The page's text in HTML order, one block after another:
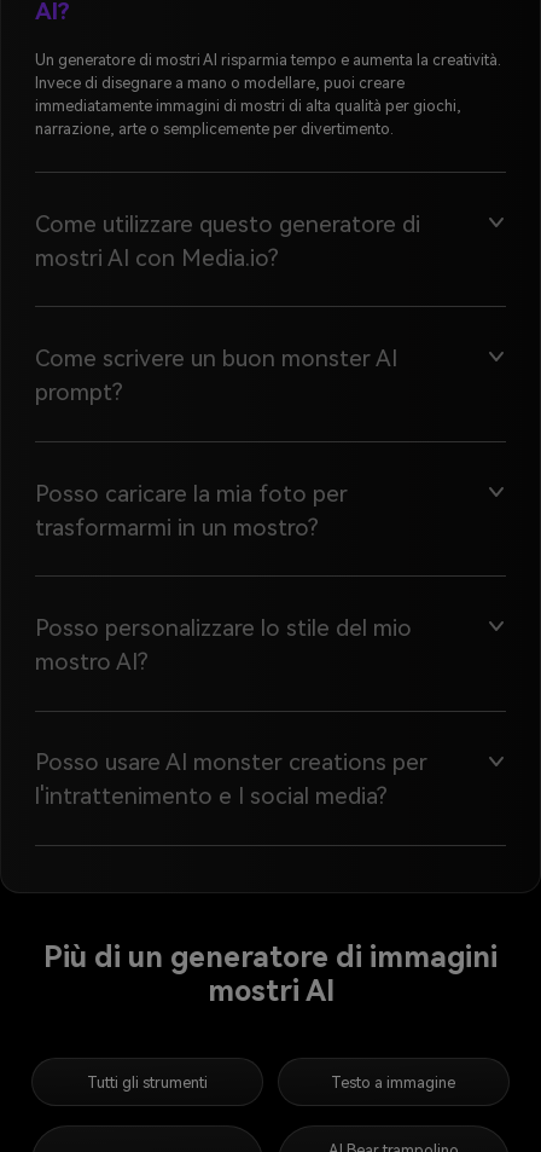
AI?
Un generatore di mostri AI risparmia tempo e aumenta la creatività.
Invece di disegnare a mano o modellare, puoi creare
immediatamente immagini di mostri di alta qualità per giochi,
narrazione, arte o semplicemente per divertimento.
Come utilizzare questo generatore di
mostri AI con Media.io?
Come scrivere un buon monster AI
prompt?
Posso caricare la mia foto per
trasformarmi in un mostro?
Posso personalizzare lo stile del mio
mostro AI?
Posso usare AI monster creations per
l'intrattenimento e I social media?
Più di un generatore di immagini
mostri AI
Tutti gli strumenti Testo a immagine